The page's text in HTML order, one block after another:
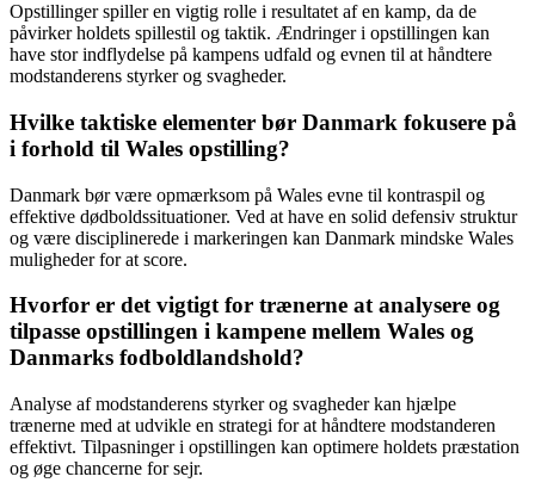
Opstillinger spiller en vigtig rolle i resultatet af en kamp, da de
påvirker holdets spillestil og taktik. Ændringer i opstillingen kan
have stor indflydelse på kampens udfald og evnen til at håndtere
modstanderens styrker og svagheder.
Hvilke taktiske elementer bør Danmark fokusere på
i forhold til Wales opstilling?
Danmark bør være opmærksom på Wales evne til kontraspil og
effektive dødboldssituationer. Ved at have en solid defensiv struktur
og være disciplinerede i markeringen kan Danmark mindske Wales
muligheder for at score.
Hvorfor er det vigtigt for trænerne at analysere og
tilpasse opstillingen i kampene mellem Wales og
Danmarks fodboldlandshold?
Analyse af modstanderens styrker og svagheder kan hjælpe
trænerne med at udvikle en strategi for at håndtere modstanderen
effektivt. Tilpasninger i opstillingen kan optimere holdets præstation
og øge chancerne for sejr.